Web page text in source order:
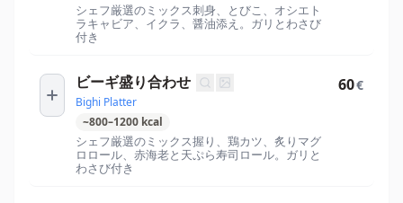
シェフ厳選のミックス刺身、とびこ、オシエト
ラキャビア、イクラ、醤油添え。ガリとわさび
付き
ビーギ盛り合わせ
Bighi Platter
~800–1200 kcal
シェフ厳選のミックス握り、鶏カツ、炙りマグ
ロロール、赤海老と天ぷら寿司ロール。ガリと
わさび付き
60€